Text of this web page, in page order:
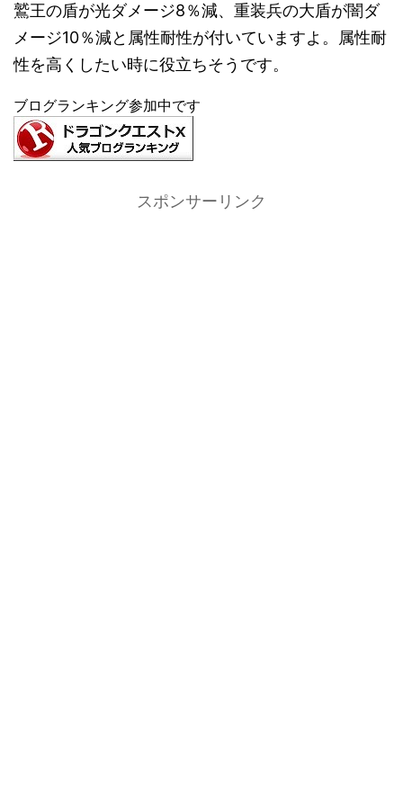
鷲王の盾が光ダメージ8％減、重装兵の大盾が闇ダ
メージ10％減と属性耐性が付いていますよ。属性耐
性を高くしたい時に役立ちそうです。
ブログランキング参加中です
スポンサーリンク